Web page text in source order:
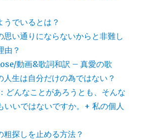
でいるとは？
い通りにならないからと非難し
由？
動画&歌詞和訳 – 真愛の歌
生は自分だけの為ではない？
んなことがあろうとも、そんな
いいではないですか。+ 私の個人
探しを止める方法？